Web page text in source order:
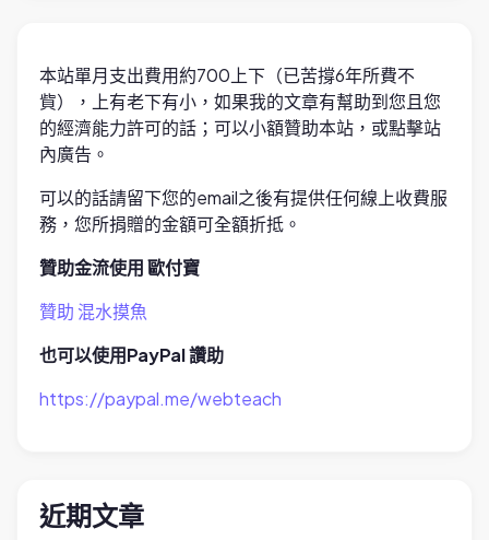
本站單月支出費用約700上下（已苦撐6年所費不
貲），上有老下有小，如果我的文章有幫助到您且您
的經濟能力許可的話；可以小額贊助本站，或點擊站
內廣告。
可以的話請留下您的email之後有提供任何線上收費服
務，您所捐贈的金額可全額折抵。
贊助金流使用 歐付寶
贊助 混水摸魚
也可以使用PayPal 讚助
https://paypal.me/webteach
近期文章